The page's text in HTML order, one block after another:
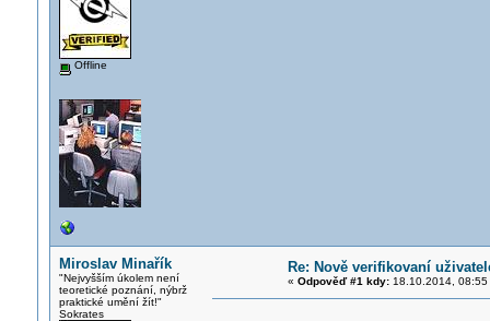
Offline
Miroslav Minařík
"Nejvyšším úkolem není
teoretické poznání, nýbrž
praktické umění žít!"
Sokrates
Re: Nově verifikovaní
« Odpověď #1 kdy:18.10.2014, 08:55